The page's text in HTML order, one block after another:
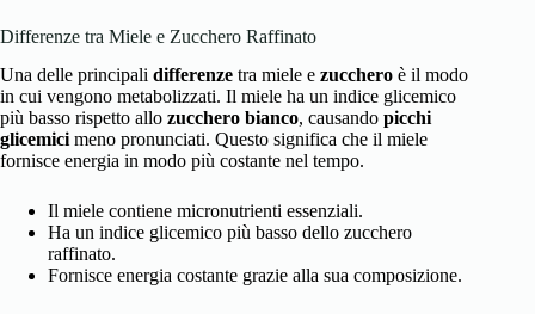
Differenze tra Miele e Zucchero Raffinato
Una delle principali differenze tra miele e zucchero è il modo
in cui vengono metabolizzati. Il miele ha un indice glicemico
più basso rispetto allo zucchero bianco, causando picchi
glicemicimeno pronunciati. Questo significa che il miele
fornisce energia in modo più costante nel tempo.
Il miele contiene micronutrienti essenziali.
Ha un indice glicemico più basso dello zucchero
raffinato.
Fornisce energia costante grazie alla sua composizione.